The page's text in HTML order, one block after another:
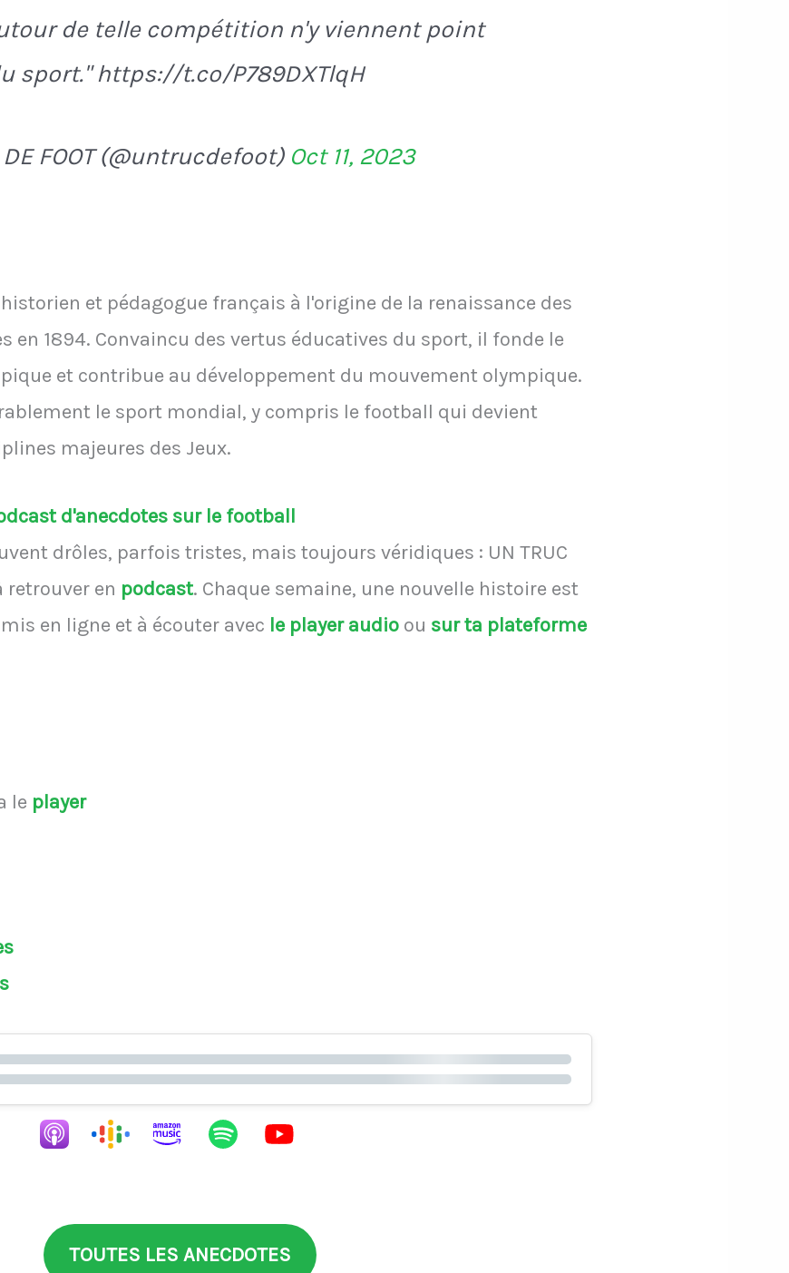
de telle compétition n'y viennent point
sport." https://t.co/P789DXTlqH
DE FOOT (@untrucdefoot) Oct 11, 2023
et pédagogue français à l'origine de la renaissance des
en 1894. Convaincu des vertus éducatives du sport, il fonde le
et contribue au développement du mouvement olympique.
le sport mondial, y compris le football qui devient
majeures des Jeux.
d'anecdotes sur le football
drôles, parfois tristes, mais toujours véridiques : UN TRUC
retrouver en podcast. Chaque semaine, une nouvelle histoire est
mis en ligne et à écouter avec le player audio ou sur ta plateforme
le player
TOUTES LES ANECDOTES